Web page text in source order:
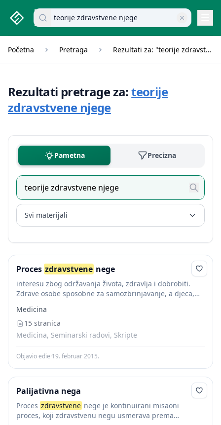
studenti.rs home page
Pretraži dokumente
Početna Pretraga Rezultati za: "teorije zdravstvene njege"
Rezultati pretrage za:teorije
zdravstvene njege
Pametna Precizna
Svi materijali
Proces zdravstvene nege
interesu zbog održavanja života, zdravlja i dobrobiti.
Zdrave osobe sposobne za samozbrinjavanje, a djeca,
(manju ili veću) pri aktivnostima samozbrinjavanja
Teorijazdravstvene
Medicina
15 stranica
Medicina, Seminarski radovi, Skripte
Objavio edie·19. februar 2015.
Palijativna nega
Proces zdravstvene nege je kontinuirani misaoni
proces, koji zdravstvenu negu usmerava prema